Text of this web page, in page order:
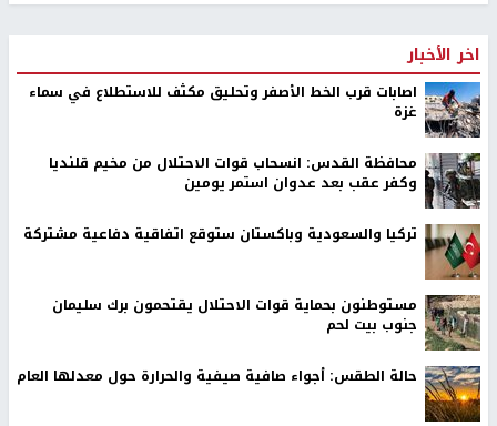
اخر الأخبار
اصابات قرب الخط الأصفر وتحليق مكثف للاستطلاع في سماء
غزة
محافظة القدس: انسحاب قوات الاحتلال من مخيم قلنديا
وكفر عقب بعد عدوان استمر يومين
تركيا والسعودية وباكستان ستوقع اتفاقية دفاعية مشتركة
مستوطنون بحماية قوات الاحتلال يقتحمون برك سليمان
جنوب بيت لحم
حالة الطقس: أجواء صافية صيفية والحرارة حول معدلها العام